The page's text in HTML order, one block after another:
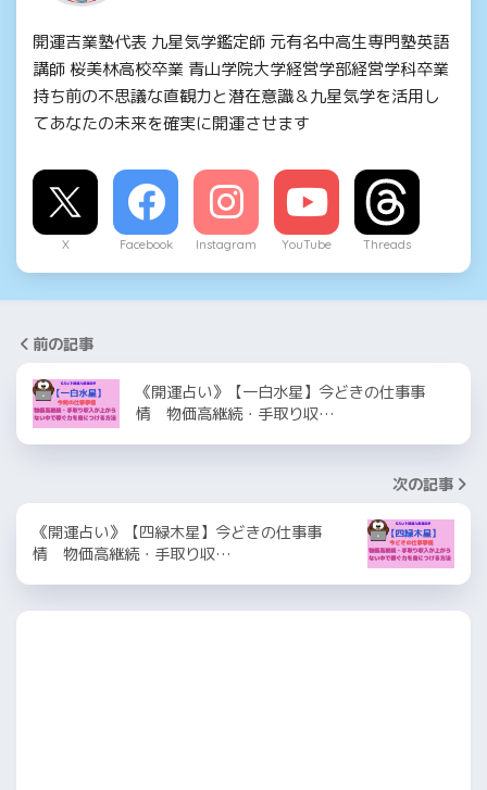
開運吉業塾代表 九星気学鑑定師 元有名中高生専門塾英語
講師 桜美林高校卒業 青山学院大学経営学部経営学科卒業
持ち前の不思議な直観力と潜在意識＆九星気学を活用し
てあなたの未来を確実に開運させます
X Facebook Instagram YouTube Threads
前の記事
《開運占い》【一白水星】今どきの仕事事
情 物価高継続・手取り収…
次の記事
《開運占い》【四緑木星】今どきの仕事事
情 物価高継続・手取り収…